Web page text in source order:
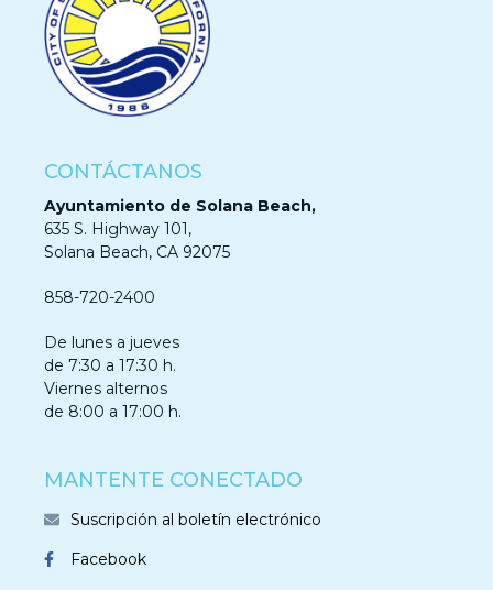
CONTÁCTANOS
Ayuntamiento de Solana Beach,
635 S. Highway 101,
Solana Beach, CA 92075
858-720-2400
De lunes a jueves
de 7:30 a 17:30 h.
Viernes alternos
de 8:00 a 17:00 h.
MANTENTE CONECTADO
Suscripción al boletín electrónico
Facebook